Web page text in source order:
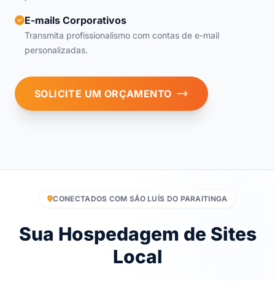
E-mails Corporativos
Transmita profissionalismo com contas de e-mail
personalizadas.
SOLICITE UM ORÇAMENTO
CONECTADOS COM SÃO LUÍS DO PARAITINGA
Sua Hospedagem de Sites
Local